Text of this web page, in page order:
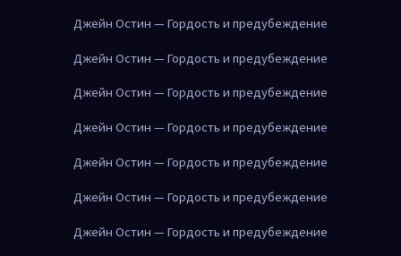
Джейн Остин — Гордость и предубеждение
Джейн Остин — Гордость и предубеждение
Джейн Остин — Гордость и предубеждение
Джейн Остин — Гордость и предубеждение
Джейн Остин — Гордость и предубеждение
Джейн Остин — Гордость и предубеждение
Джейн Остин — Гордость и предубеждение